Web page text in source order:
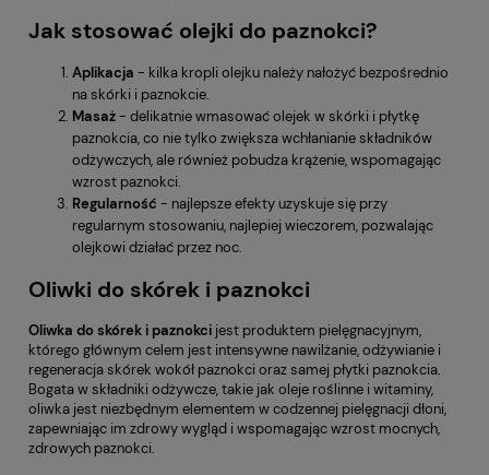
Jak stosować olejki do paznokci?
Aplikacja - kilka kropli olejku należy nałożyć bezpośrednio
na skórki i paznokcie.
Masaż- delikatnie wmasować olejek w skórki i płytkę
paznokcia, co nie tylko zwiększa wchłanianie składników
odżywczych, ale również pobudza krążenie, wspomagając
wzrost paznokci.
Regularność - najlepsze efekty uzyskuje się przy
regularnym stosowaniu, najlepiej wieczorem, pozwalając
olejkowi działać przez noc.
Oliwki do skórek i paznokci
Oliwka do skórek i paznokci jest produktem pielęgnacyjnym,
którego głównym celem jest intensywne nawilżanie, odżywianie i
regeneracja skórek wokół paznokci oraz samej płytki paznokcia.
Bogata w składniki odżywcze, takie jak oleje roślinne i witaminy,
oliwka jest niezbędnym elementem w codzennej pielęgnacji dłoni,
zapewniając im zdrowy wygląd i wspomagając wzrost mocnych,
zdrowych paznokci.